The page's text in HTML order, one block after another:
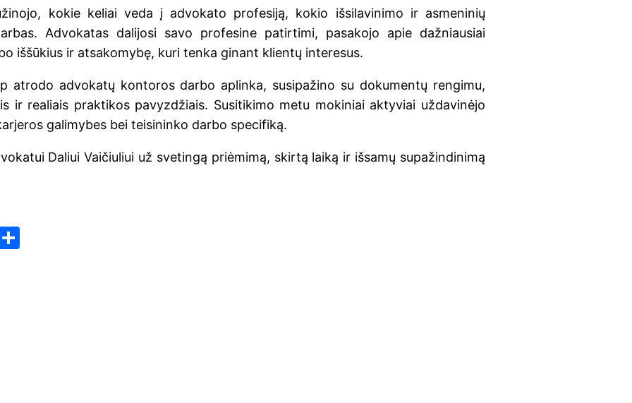
kokie keliai veda į advokato profesiją, kokio išsilavinimo ir asmeninių
Advokatas dalijosi savo profesine patirtimi, pasakojo apie dažniausiai
iššūkius ir atsakomybę, kuri tenka ginant klientų interesus.
atrodo advokatų kontoros darbo aplinka, susipažino su dokumentų rengimu,
ir realiais praktikos pavyzdžiais. Susitikimo metu mokiniai aktyviai uždavinėjo
galimybes bei teisininko darbo specifiką.
Daliui Vaičiuliui už svetingą priėmimą, skirtą laiką ir išsamų supažindinimą